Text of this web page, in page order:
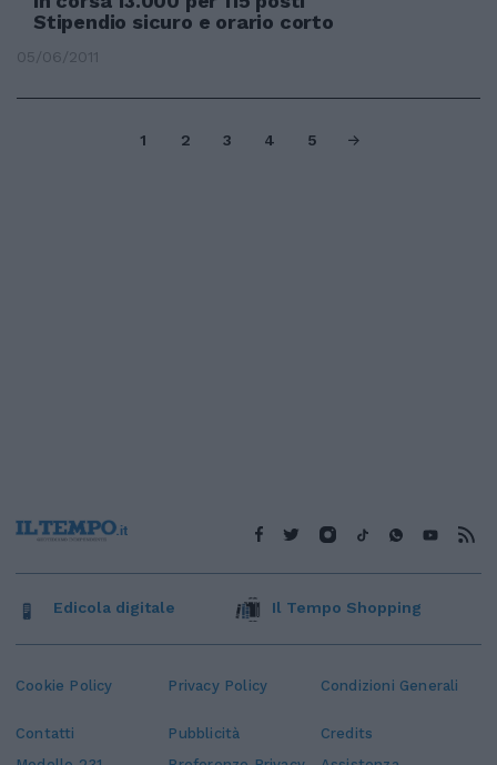
Stipendio sicuro e orario corto
05/06/2011
1 2 3 4 5
Cookie Policy Privacy Policy Condizioni Generali
Contatti Pubblicità
Credits
Edicola digitale Il Tempo Shopping